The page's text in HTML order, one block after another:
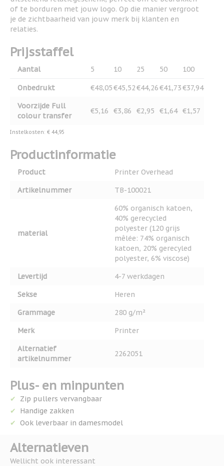
of te borduren met jouw logo. Op die manier vergroot
je de zichtbaarheid van jouw merk bij klanten en
relaties.
Prijsstaffel
Aantal 5 10 25 50 100
Onbedrukt €48,05€45,52€44,26€41,73€37,94
Voorzijde Full
colour transfer
€5,16 €3,86 €2,95 €1,64 €1,57
Instelkosten: € 44,95
Productinformatie
Product
Printer Overhead
Artikelnummer
TB-100021
material
60% organisch katoen,
40% gerecycled
polyester (120 grijs
mêlée: 74% organisch
katoen, 20% gerecyled
polyester, 6% viscose)
Levertijd
4-7 werkdagen
Sekse
Heren
Grammage
280 g/m²
Merk
Printer
Alternatief
artikelnummer
2262051
Plus- en minpunten
Zip pullers vervangbaar
Handige zakken
Ook leverbaar in damesmodel
Alternatieven
Wellicht ook interessant